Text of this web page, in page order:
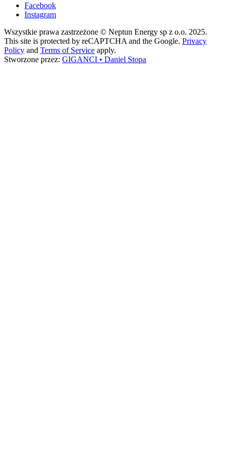
Facebook
Instagram
Wszystkie prawa zastrzeżone © Neptun Energy sp z o.o. 2025.
This site is protected by reCAPTCHA and the Google. Privacy
Policy and Terms of Service apply.
Stworzone przez: GIGANCI • Daniel Stopa